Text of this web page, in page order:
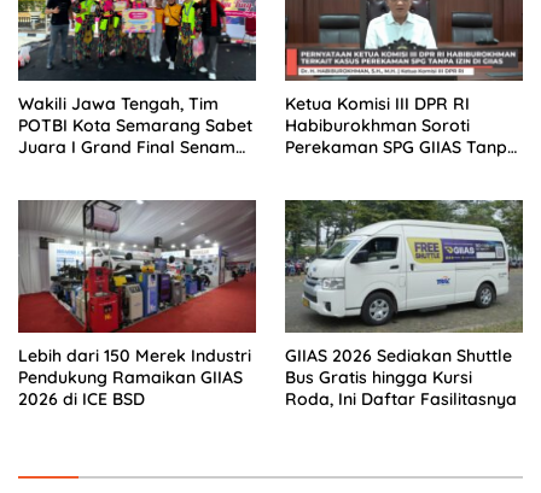
Wakili Jawa Tengah, Tim
POTBI Kota Semarang Sabet
Juara I Grand Final Senam
Ketua Komisi III DPR RI
Habiburokhman Soroti
Perekaman SPG GIIAS Tanpa
Lebih dari 150 Merek Industri
Pendukung Ramaikan GIIAS
2026 di ICE BSD
GIIAS 2026 Sediakan Shuttle
Bus Gratis hingga Kursi
Roda, Ini Daftar Fasilitasnya